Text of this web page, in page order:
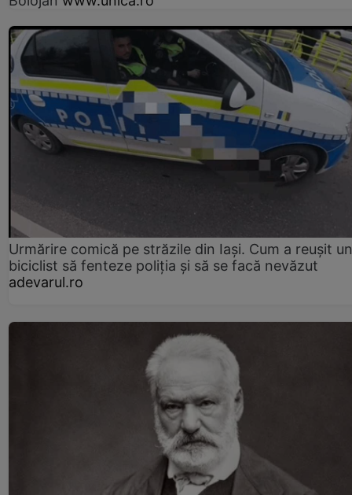
Urmărire comică pe străzile din Iași. Cum a reușit un
biciclist să fenteze poliția și să se facă nevăzut
adevarul.ro